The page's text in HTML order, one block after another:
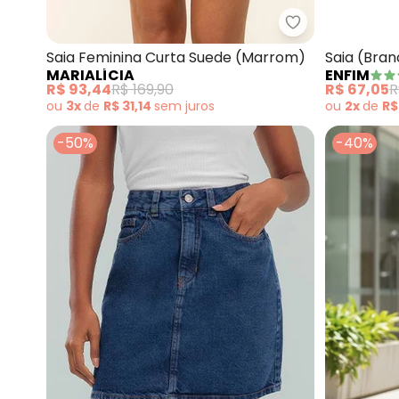
Marialícia -
Saia Feminina Curta Suede (Marrom)
MARIALÍCIA
R$ 93,44R$ 169,90
ou 3xde R$ 31,14 sem juros
Saia
ENFIM
R$ 67,05
ou 2xde
-50% -40%